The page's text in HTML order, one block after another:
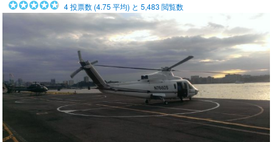
4投票数 (4.75 平均) と5,483 閲覧数